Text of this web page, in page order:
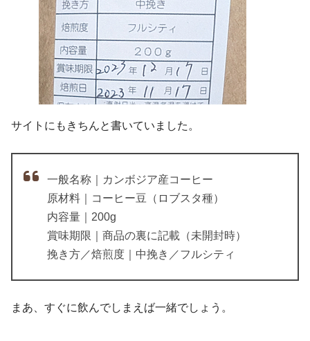
サイトにもきちんと書いていました。
一般名称｜カンボジア産コーヒー
原材料｜コーヒー豆（ロブスタ種）
内容量｜200g
賞味期限｜商品の裏に記載（未開封時）
挽き方／焙煎度｜中挽き／フルシティ
まあ、すぐに飲んでしまえば一緒でしょう。